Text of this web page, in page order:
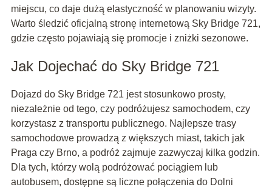
miejscu, co daje dużą elastyczność w planowaniu wizyty.
Warto śledzić oficjalną stronę internetową Sky Bridge 721,
gdzie często pojawiają się promocje i zniżki sezonowe.
Jak Dojechać do Sky Bridge 721
Dojazd do Sky Bridge 721 jest stosunkowo prosty,
niezależnie od tego, czy podróżujesz samochodem, czy
korzystasz z transportu publicznego. Najlepsze trasy
samochodowe prowadzą z większych miast, takich jak
Praga czy Brno, a podróż zajmuje zazwyczaj kilka godzin.
Dla tych, którzy wolą podróżować pociągiem lub
autobusem, dostępne są liczne połączenia do Dolni